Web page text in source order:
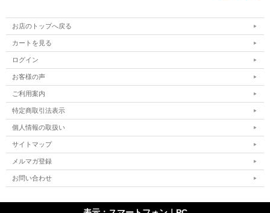
■鬼デニム カバーオール風ジャケット 刺し子風ドビーオリーブドラ
ブ
鬼デニムのカバーオール風ジャケットです。経緯糸先染めのオリーブ
ドラブカラー刺し子風ドビー生地がとても雰囲気ある仕上がりになっ
ています。 (※モデルスタッフ身長170cm体重63kgで38インチ着
/お店のトップへ戻る
カートを見る
ログイン
お客様の声
ご利用案内
特定商取引法表示
個人情報の取扱い
サイトマップ
メルマガ登録
お問い合わせ